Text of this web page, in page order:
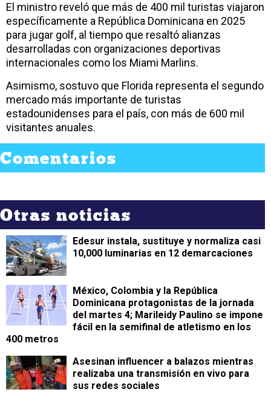
El ministro reveló que más de 400 mil turistas viajaron
específicamente a República Dominicana en 2025
para jugar golf, al tiempo que resaltó alianzas
desarrolladas con organizaciones deportivas
internacionales como los Miami Marlins.
Asimismo, sostuvo que Florida representa el segundo
mercado más importante de turistas
estadounidenses para el país, con más de 600 mil
visitantes anuales.
Comentarios
Otras noticias
Edesur instala, sustituye y normaliza casi
10,000 luminarias en 12 demarcaciones
México, Colombia y la República
Dominicana protagonistas de la jornada
del martes 4; Marileidy Paulino se impone
fácil en la semifinal de atletismo en los
400 metros
Asesinan influencer a balazos mientras
realizaba una transmisión en vivo para
sus redes sociales